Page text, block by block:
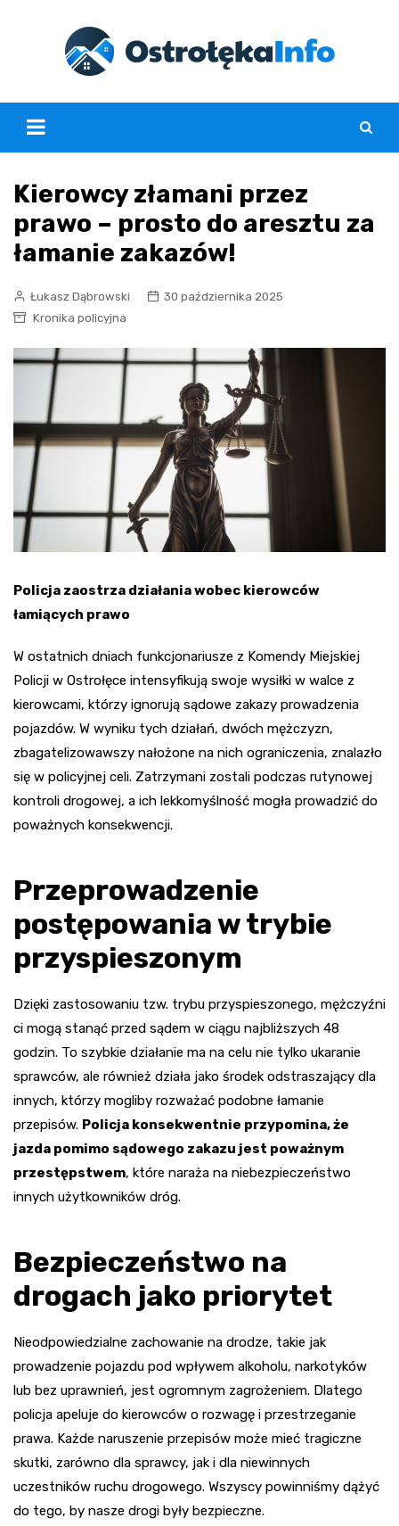
Kierowcy złamani przez
prawo – prosto do aresztu za
łamanie zakazów!
Łukasz Dąbrowski
30 października 2025
Kronika policyjna
Policja zaostrza działania wobec kierowców
łamiących prawo
W ostatnich dniach funkcjonariusze z Komendy Miejskiej
Policji w Ostrołęce intensyfikują swoje wysiłki w walce z
kierowcami, którzy ignorują sądowe zakazy prowadzenia
pojazdów. W wyniku tych działań, dwóch mężczyzn,
zbagatelizowawszy nałożone na nich ograniczenia, znalazło
się w policyjnej celi. Zatrzymani zostali podczas rutynowej
kontroli drogowej, a ich lekkomyślność mogła prowadzić do
poważnych konsekwencji.
Przeprowadzenie
postępowania w trybie
przyspieszonym
Dzięki zastosowaniu tzw. trybu przyspieszonego, mężczyźni
ci mogą stanąć przed sądem w ciągu najbliższych 48
godzin. To szybkie działanie ma na celu nie tylko ukaranie
sprawców, ale również działa jako środek odstraszający dla
innych, którzy mogliby rozważać podobne łamanie
przepisów. Policja konsekwentnie przypomina, że
jazda pomimo sądowego zakazu jest poważnym
przestępstwem, które naraża na niebezpieczeństwo
innych użytkowników dróg.
Bezpieczeństwo na
drogach jako priorytet
Nieodpowiedzialne zachowanie na drodze, takie jak
prowadzenie pojazdu pod wpływem alkoholu, narkotyków
lub bez uprawnień, jest ogromnym zagrożeniem. Dlatego
policja apeluje do kierowców o rozwagę i przestrzeganie
prawa. Każde naruszenie przepisów może mieć tragiczne
skutki, zarówno dla sprawcy, jak i dla niewinnych
uczestników ruchu drogowego. Wszyscy powinniśmy dążyć
do tego, by nasze drogi były bezpieczne.